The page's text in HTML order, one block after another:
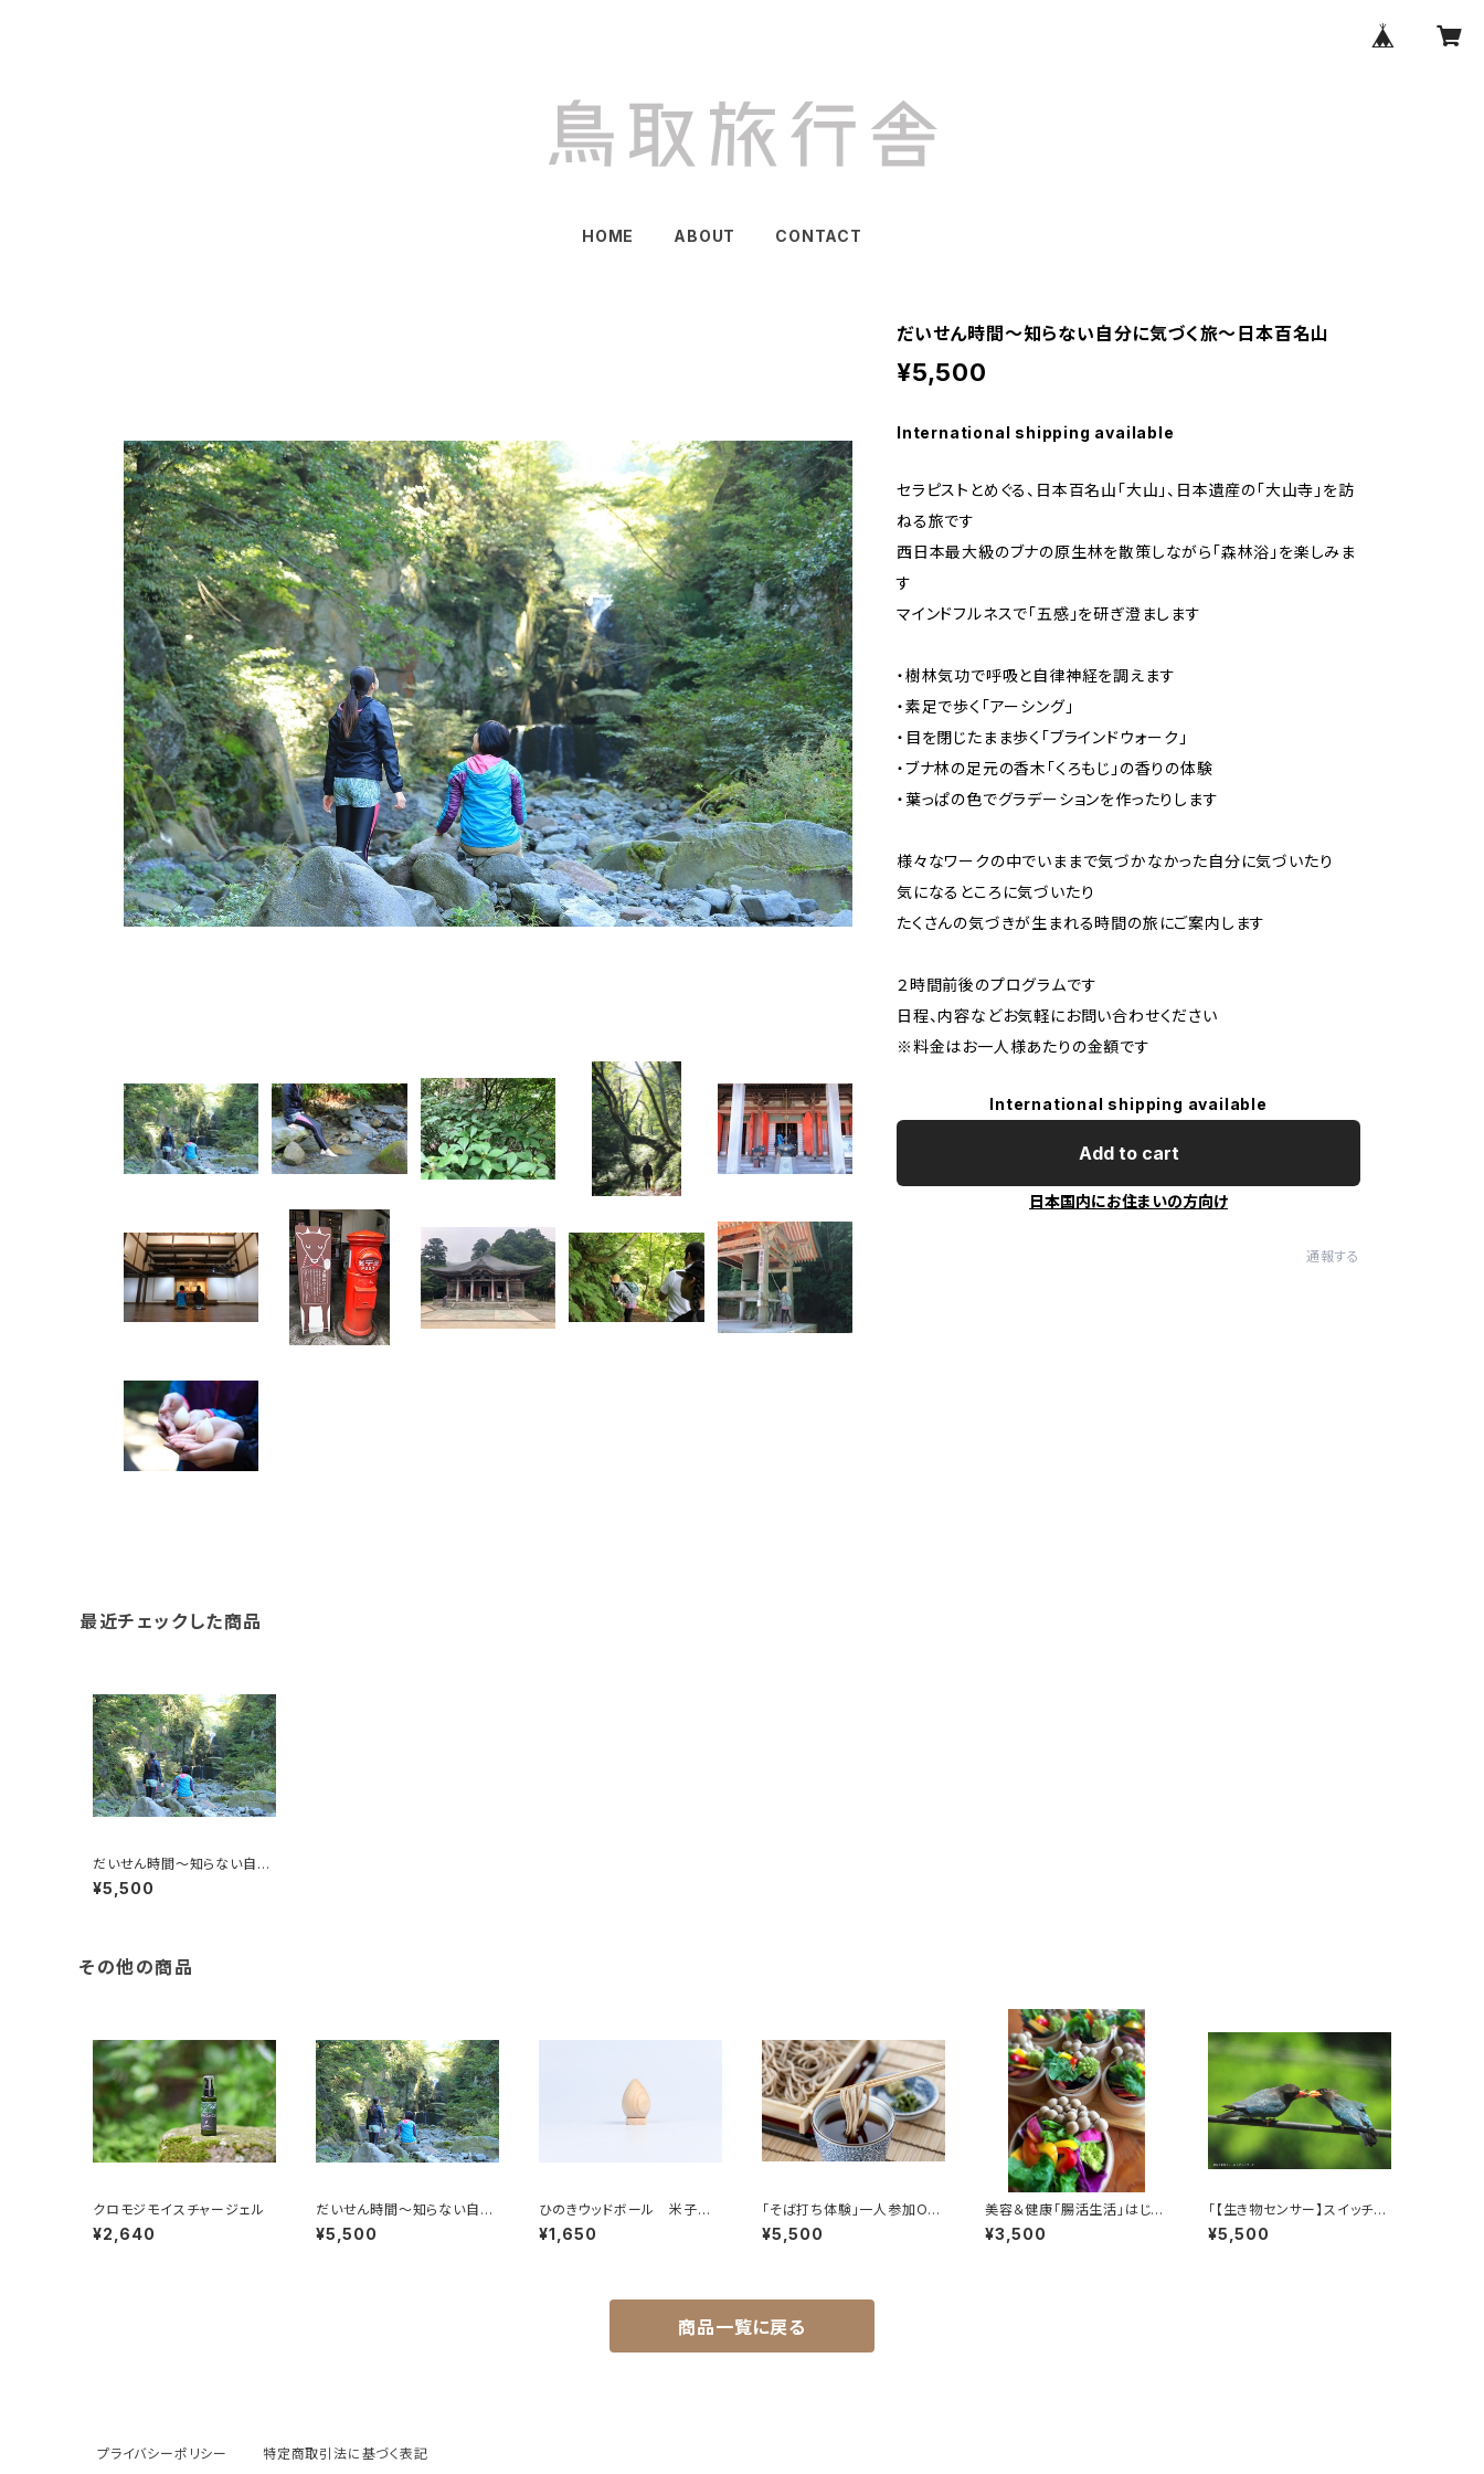
HOME ABOUT CONTACT
だいせん時間～知らない自分に気づく旅～日本百名山
¥5,500
International shipping available
セラピストとめぐる、日本百名山「大山」、日本遺産の「大山寺」を訪
ねる旅です
西日本最大級のブナの原生林を散策しながら「森林浴」を楽しみま
す
マインドフルネスで「五感」を研ぎ澄まします
・樹林気功で呼吸と自律神経を調えます
・素足で歩く「アーシング」
・目を閉じたまま歩く「ブラインドウォーク」
・ブナ林の足元の香木「くろもじ」の香りの体験
・葉っぱの色でグラデーションを作ったりします
様々なワークの中でいままで気づかなかった自分に気づいたり
気になるところに気づいたり
たくさんの気づきが生まれる時間の旅にご案内します
２時間前後のプログラムです
日程、内容などお気軽にお問い合わせください
※料金はお一人様あたりの金額です
International shipping available
Add to cart
日本国内にお住まいの方向け
通報する
最近チェックした商品
だいせん時間～知らない自分
に気づく旅～日本百名山
¥5,500
その他の商品
クロモジモイスチャージェル
¥2,640
だいせん時間～知らない自分
に気づく旅～日本百名山
¥5,500
ひのきウッドボール 米子の
森林保護から生まれたひのき
の香りが香る
¥1,650
「そば打ち体験」一人参加OK！
～地採れそば粉で～
¥5,500
美容＆健康「腸活生活」はじめ
よう～腸活なんでも相談～
¥3,500
「【生き物センサー】スイッチオ
ン！」日本の里山・鳥取県西部
南部町
¥5,500
商品一覧に戻る
プライバシーポリシー 特定商取引法に基づく表記